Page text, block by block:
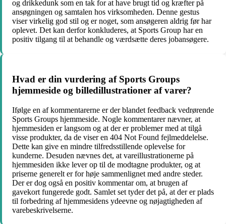
og drikkedunk som en tak for at have brugt tid og kræfter på
ansøgningen og samtalen hos virksomheden. Denne gestus
viser virkelig god stil og er noget, som ansøgeren aldrig før har
oplevet. Det kan derfor konkluderes, at Sports Group har en
positiv tilgang til at behandle og værdsætte deres jobansøgere.
Hvad er din vurdering af Sports Groups
hjemmeside og billedillustrationer af varer?
Ifølge en af kommentarerne er der blandet feedback vedrørende
Sports Groups hjemmeside. Nogle kommentarer nævner, at
hjemmesiden er langsom og at der er problemer med at tilgå
visse produkter, da de viser en 404 Not Found fejlmeddelelse.
Dette kan give en mindre tilfredsstillende oplevelse for
kunderne. Desuden nævnes det, at vareillustrationerne på
hjemmesiden ikke lever op til de modtagne produkter, og at
priserne generelt er for høje sammenlignet med andre steder.
Der er dog også en positiv kommentar om, at brugen af
gavekort fungerede godt. Samlet set tyder det på, at der er plads
til forbedring af hjemmesidens ydeevne og nøjagtigheden af
varebeskrivelserne.